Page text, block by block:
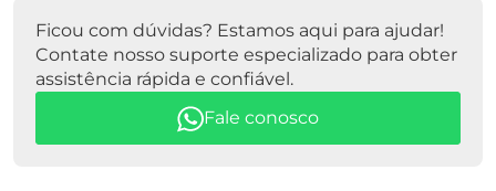
Ficou com dúvidas? Estamos aqui para ajudar!
Contate nosso suporte especializado para obter
assistência rápida e confiável.
Fale conosco